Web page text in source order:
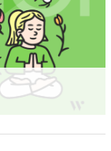
hear/company-
hear/culture-